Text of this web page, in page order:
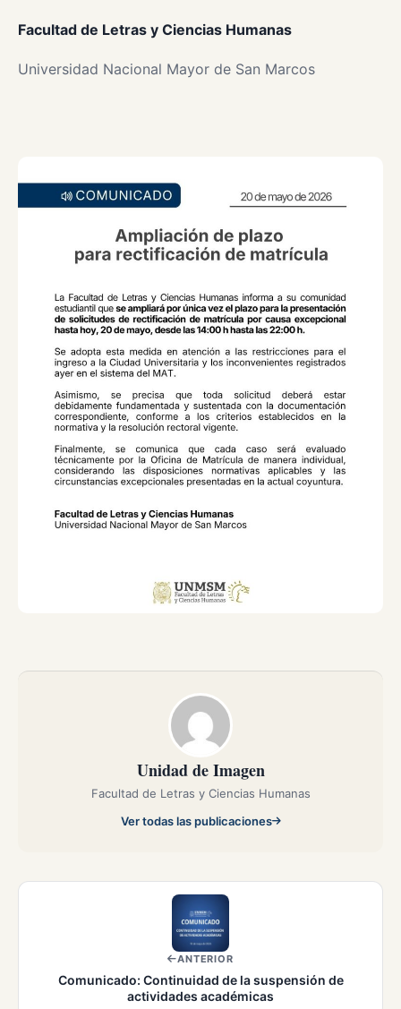
Facultad de Letras y Ciencias Humanas
Universidad Nacional Mayor de San Marcos
Unidad de Imagen
Facultad de Letras y Ciencias Humanas
Ver todas las publicaciones
ANTERIOR
Comunicado: Continuidad de la suspensión de
actividades académicas